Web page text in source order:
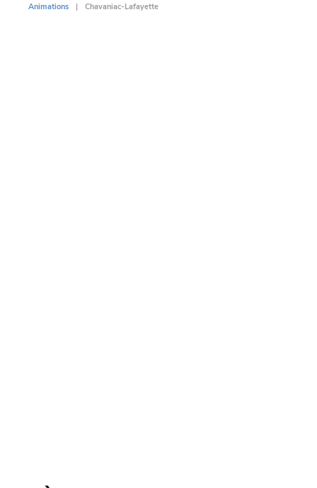
Animations Chavaniac-Lafayette